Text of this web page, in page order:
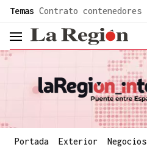
Temas Contrato contenedores
header.menu.open
Portada Exterior Negocios